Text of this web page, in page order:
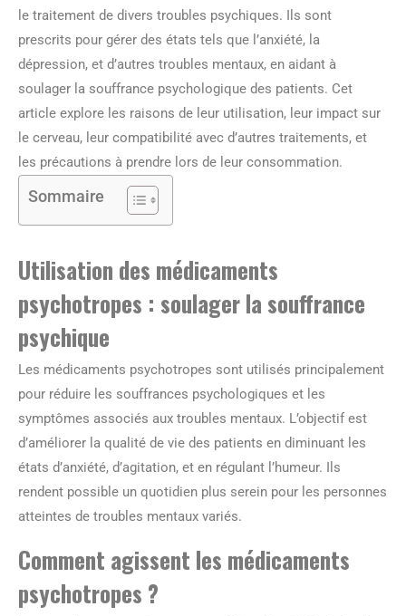
le traitement de divers troubles psychiques. Ils sont
prescrits pour gérer des états tels que l’anxiété, la
dépression, et d’autres troubles mentaux, en aidant à
soulager la souffrance psychologique des patients. Cet
article explore les raisons de leur utilisation, leur impact sur
le cerveau, leur compatibilité avec d’autres traitements, et
les précautions à prendre lors de leur consommation.
Sommaire
Utilisation des médicaments
psychotropes : soulager la souffrance
psychique
Les médicaments psychotropes sont utilisés principalement
pour réduire les souffrances psychologiques et les
symptômes associés aux troubles mentaux. L’objectif est
d’améliorer la qualité de vie des patients en diminuant les
états d’anxiété, d’agitation, et en régulant l’humeur. Ils
rendent possible un quotidien plus serein pour les personnes
atteintes de troubles mentaux variés.
Comment agissent les médicaments
psychotropes ?